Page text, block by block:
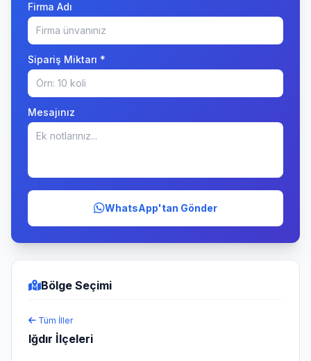
Firma Adı
Sipariş Miktarı *
Mesajınız
WhatsApp'tan Gönder
Bölge Seçimi
Tüm İller
Iğdır İlçeleri